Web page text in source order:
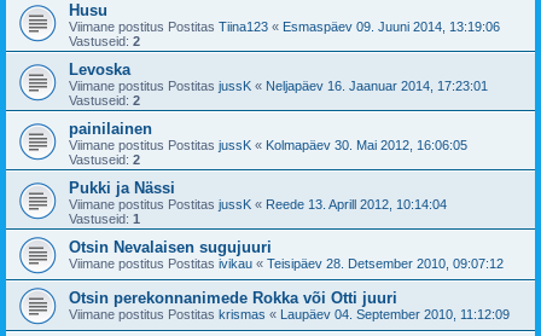
Husu
Viimane postitus Postitas Tiina123 « Esmaspäev 09. Juuni 2014, 13:19:06
Vastuseid: 2
Levoska
Viimane postitus Postitas jussK « Neljapäev 16. Jaanuar 2014, 17:23:01
Vastuseid: 2
painilainen
Viimane postitus Postitas jussK « Kolmapäev 30. Mai 2012, 16:06:05
Vastuseid: 2
Pukki ja Nässi
Viimane postitus Postitas jussK « Reede 13. Aprill 2012, 10:14:04
Vastuseid: 1
Otsin Nevalaisen sugujuuri
Viimane postitus Postitas ivikau « Teisipäev 28. Detsember 2010, 09:07:12
Otsin perekonnanimede Rokka või Otti juuri
Viimane postitus Postitas krismas « Laupäev 04. September 2010, 11:12:09